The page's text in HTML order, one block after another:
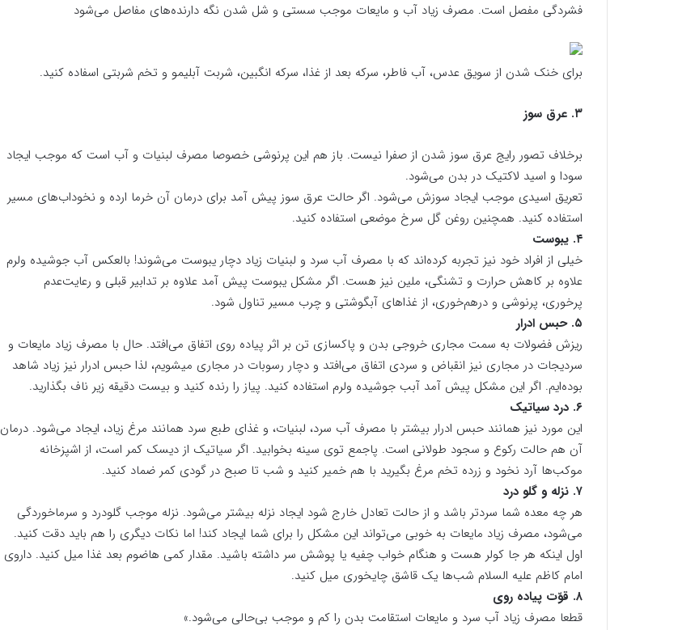
فشردگی مفصل است. مصرف زیاد آب و مایعات موجب سستی و شل شدن نگه دارنده‌های مفاصل می‌شود
برای خنک شدن از سویق عدس، آب فاطر، سرکه بعد از غذا، سرکه انگبین، شربت آبلیمو و تخم شربتی اسفاده کنید.
۳. عرق سوز
برخلاف تصور رایج عرق سوز شدن از صفرا نیست. باز هم این پرنوشی خصوصا مصرف لبنیات و آب است که موجب ایجاد
سودا و اسید لاکتیک در بدن می‌شود.
تعریق اسیدی موجب ایجاد سوزش می‌شود. اگر حالت عرق سوز پیش آمد برای درمان آن خرما ارده و نخوداب‌های مسیر
استفاده کنید. همچنین روغن گل سرخ موضعی استفاده کنید.
۴. یبوست
خیلی از افراد خود نیز تجربه کرده‌اند که با مصرف آب سرد و لبنیات زیاد دچار یبوست می‌شوند! بالعکس آب جوشیده ولرم
علاوه بر کاهش حرارت و تشنگی، ملین نیز هست. اگر مشکل یبوست پیش آمد علاوه بر تدابیر قبلی و رعایت‌عدم
پرخوری، پرنوشی و درهم‌خوری، از غذاهای آبگوشتی و چرب مسیر تناول شود.
۵. حبس ادرار
ریزش فضولات به سمت مجاری خروجی بدن و پاکسازی تن بر اثر پیاده روی اتفاق می‌افتد. حال با مصرف زیاد مایعات و
سردیجات در مجاری نیز انقباض و سردی اتفاق می‌افتد و دچار رسوبات در مجاری میشویم، لذا حبس ادرار نیز زیاد شاهد
بوده‌ایم. اگر این مشکل پیش آمد آبب جوشیده ولرم استفاده کنید. پیاز را رنده کنید و بیست دقیقه زیر ناف بگذارید.
۶. درد سیاتیک
این مورد نیز همانند حبس ادرار بیشتر با مصرف آب سرد، لبنیات، و غذای طبع سرد همانند مرغ زیاد، ایجاد می‌شود. درمان
آن هم حالت رکوع و سجود طولانی است. پاجمع توی سینه بخوابید. اگر سیاتیک از دیسک کمر است، از اشپزخانه
موکب‌ها آرد نخود و زرده تخم مرغ بگیرید با هم خمیر کنید و شب تا صبح در گودی کمر ضماد کنید.
۷. نزله و گلو درد
هر چه معده شما سردتر باشد و از حالت تعادل خارج شود ایجاد نزله بیشتر می‌شود. نزله موجب گلودرد و سرماخوردگی
می‌شود، مصرف زیاد مایعات به خوبی می‌تواند این مشکل را برای شما ایجاد کند! اما نکات دیگری را هم باید دقت کنید.
اول اینکه هر جا کولر هست و هنگام خواب چفیه یا پوشش سر داشته باشید. مقدار کمی هاضوم بعد غذا میل کنید. داروی
امام کاظم علیه السلام شب‌ها یک قاشق چایخوری میل کنید.
۸. قوّت پیاده روی
قطعا مصرف زیاد آب سرد و مایعات استقامت بدن را کم و موجب بی‌حالی می‌شود.»